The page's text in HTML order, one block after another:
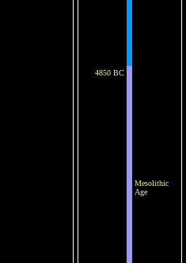
4850 BC
Mesolithic
Age